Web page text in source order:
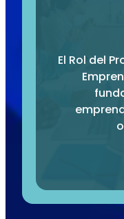
El Rol del